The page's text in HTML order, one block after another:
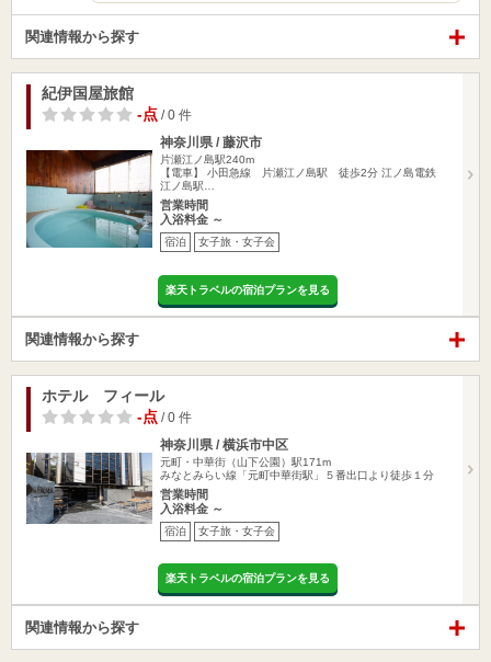
関連情報から探す
紀伊国屋旅館
-点 / 0 件
神奈川県 / 藤沢市
片瀬江ノ島駅240m
【電車】 小田急線 片瀬江ノ島駅 徒歩2分 江ノ島電鉄
江ノ島駅…
営業時間
入浴料金 ～
宿泊 女子旅・女子会
楽天トラベルの宿泊プランを見る
関連情報から探す
ホテル フィール
-点 / 0 件
神奈川県 / 横浜市中区
元町・中華街（山下公園）駅171m
みなとみらい線「元町中華街駅」５番出口より徒歩１分
営業時間
入浴料金 ～
宿泊 女子旅・女子会
楽天トラベルの宿泊プランを見る
関連情報から探す